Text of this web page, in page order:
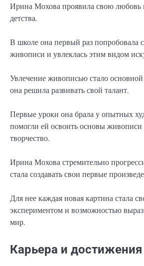
Ирина Мохова проявила свою любовь
детства.
В школе она первый раз попробовала
живописи и увлеклась этим видом
Увлечение живописью стало
она решила развивать свой талант.
Первые уроки она брала у опытных
помогли ей освоить основы живописи
творчество.
Ирина Мохова стремительно
стала создавать свои первые
Для нее каждая новая картина стала
экспериментом и возможностью
мир.
Карьера и достижения